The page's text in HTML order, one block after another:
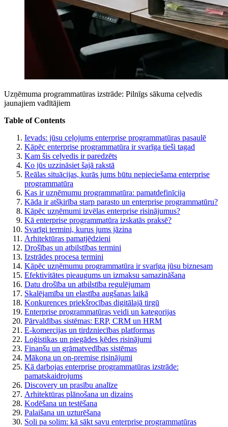
Uzņēmuma programmatūras izstrāde: Pilnīgs sākuma ceļvedis
jaunajiem vadītājiem
Table of Contents
Ievads: jūsu ceļojums enterprise programmatūras pasaulē
Kāpēc enterprise programmatūra ir svarīga tieši tagad
Kam šis ceļvedis ir paredzēts
Ko jūs uzzināsiet šajā rakstā
Reālas situācijas, kurās jums būtu nepieciešama enterprise
programmatūra
Kas ir uzņēmumu programmatūra: pamatdefinīcija
Kāda ir atšķirība starp parasto un enterprise programmatūru?
Kāpēc uzņēmumi izvēlas enterprise risinājumus?
Kā enterprise programmatūra izskatās praksē?
Svarīgi termini, kurus jums jāzina
Arhitektūras pamatjēdzieni
Drošības un atbilstības termini
Izstrādes procesa termini
Kāpēc uzņēmumu programmatūra ir svarīga jūsu biznesam
Efektivitātes pieaugums un izmaksu samazināšana
Datu drošība un atbilstība regulējumam
Skalējamība un elastība augšanas laikā
Konkurences priekšrocības digitālajā tirgū
Enterprise programmatūras veidi un kategorijas
Pārvaldības sistēmas: ERP, CRM un HRM
E-komercijas un tirdzniecības platformas
Loģistikas un piegādes ķēdes risinājumi
Finanšu un grāmatvedības sistēmas
Mākoņa un on-premise risinājumi
Kā darbojas enterprise programmatūras izstrāde:
pamatskaidrojums
Discovery un prasību analīze
Arhitektūras plānošana un dizains
Kodēšana un testēšana
Palaišana un uzturēšana
Soli pa solim: kā sākt savu enterprise programmatūras